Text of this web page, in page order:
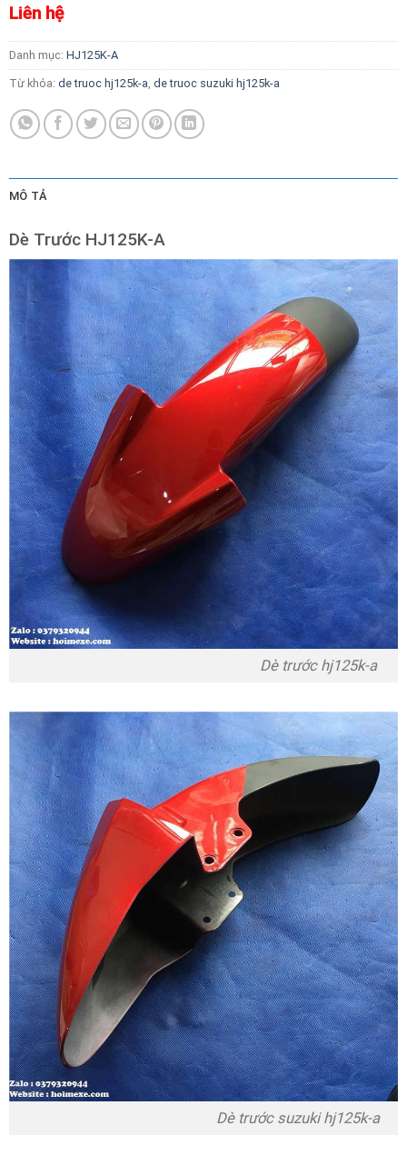
Liên hệ
Danh mục: HJ125K-A
Từ khóa: de truoc hj125k-a de truoc suzuki hj125k-a
MÔ TẢ
Dè Trước HJ125K-A
Dè trước hj125k-a
Dè trước suzuki hj125k-a